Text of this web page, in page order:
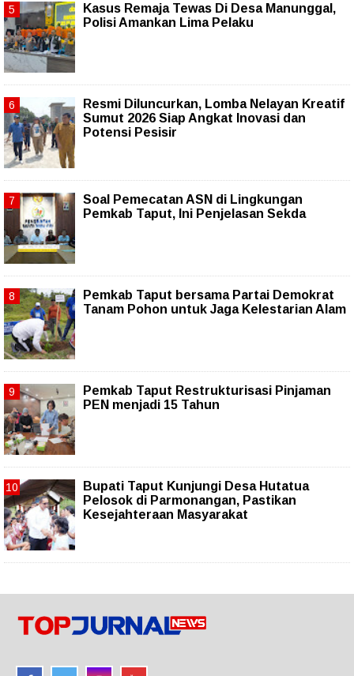
Kasus Remaja Tewas Di Desa Manunggal,
Polisi Amankan Lima Pelaku
Resmi Diluncurkan, Lomba Nelayan Kreatif
Sumut 2026 Siap Angkat Inovasi dan
Potensi Pesisir
Soal Pemecatan ASN di Lingkungan
Pemkab Taput, Ini Penjelasan Sekda
Pemkab Taput bersama Partai Demokrat
Tanam Pohon untuk Jaga Kelestarian Alam
Pemkab Taput Restrukturisasi Pinjaman
PEN menjadi 15 Tahun‎
Bupati Taput Kunjungi Desa Hutatua
Pelosok di Parmonangan, Pastikan
Kesejahteraan Masyarakat